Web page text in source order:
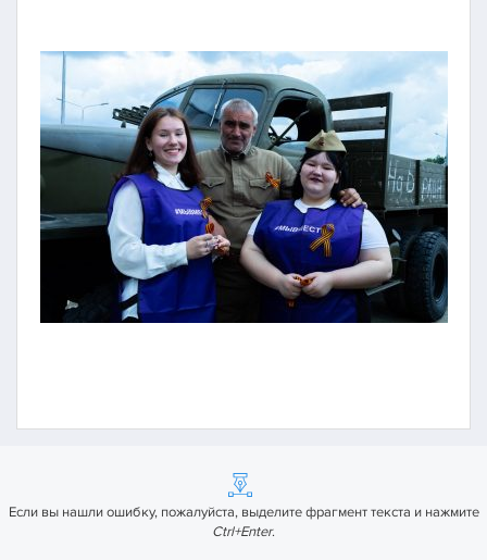
Если вы нашли ошибку, пожалуйста, выделите фрагмент текста и нажмите
Ctrl+Enter.